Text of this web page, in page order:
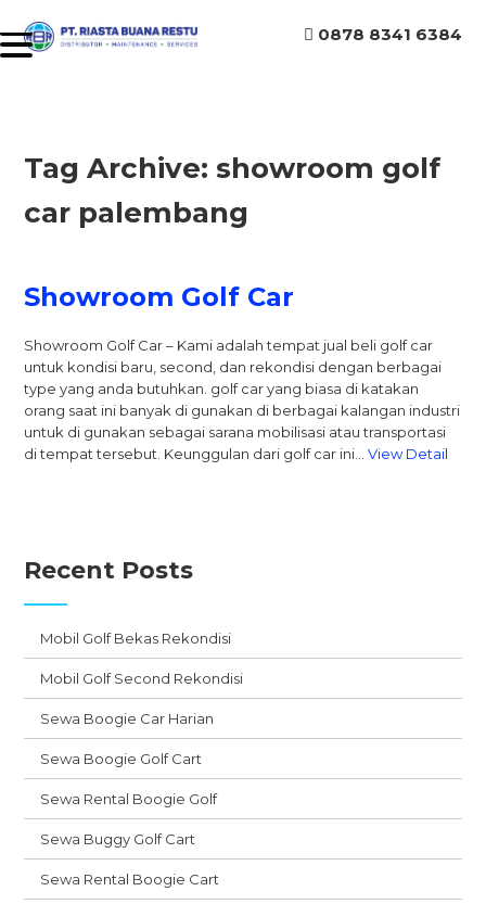
0878 8341 6384
Tag Archive: showroom golf
car palembang
Showroom Golf Car
Showroom Golf Car – Kami adalah tempat jual beli golf car
untuk kondisi baru, second, dan rekondisi dengan berbagai
type yang anda butuhkan. golf car yang biasa di katakan
orang saat ini banyak di gunakan di berbagai kalangan industri
untuk di gunakan sebagai sarana mobilisasi atau transportasi
di tempat tersebut. Keunggulan dari golf car ini…View Detail
Recent Posts
Mobil Golf Bekas Rekondisi
Mobil Golf Second Rekondisi
Sewa Boogie Car Harian
Sewa Boogie Golf Cart
Sewa Rental Boogie Golf
Sewa Buggy Golf Cart
Sewa Rental Boogie Cart